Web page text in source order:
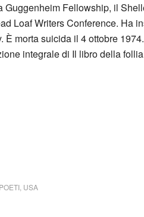
Guggenheim Fellowship, il
Loaf Writers Conference. Ha
morta suicida il 4 ottobre
integrale di Il libro della
POETI USA